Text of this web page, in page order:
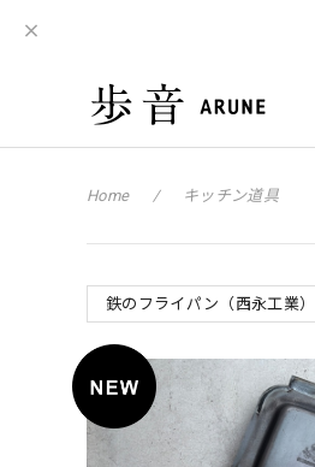
Home キッチン道具
鉄のフライパン（西永工業）